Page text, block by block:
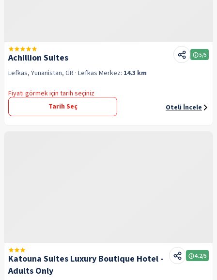
Achillion Suites 5/5
Lefkas, Yunanistan, GR · Lefkas Merkez: 14.3 km
Fiyatı görmek için tarih seçiniz
Tarih Seç
Oteli İncele
Katouna Suites Luxury Boutique Hotel -
Adults Only
4.2/5